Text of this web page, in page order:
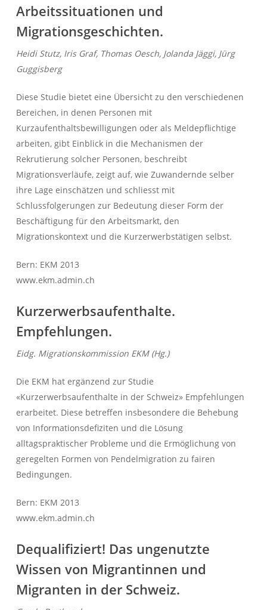
Arbeitssituationen und
Migrationsgeschichten.
Heidi Stutz, Iris Graf, Thomas Oesch, Jolanda Jäggi, Jürg
Guggisberg
Diese Studie bietet eine Übersicht zu den verschiedenen
Bereichen, in denen Personen mit
Kurzaufenthaltsbewilligungen oder als Meldepflichtige
arbeiten, gibt Einblick in die Mechanismen der
Rekrutierung solcher Personen, beschreibt
Migrationsverläufe, zeigt auf, wie Zuwandernde selber
ihre Lage einschätzen und schliesst mit
Schlussfolgerungen zur Bedeutung dieser Form der
Beschäftigung für den Arbeitsmarkt, den
Migrationskontext und die Kurzerwerbstätigen selbst.
Bern: EKM 2013
www.ekm.admin.ch
Kurzerwerbsaufenthalte.
Empfehlungen.
Eidg. Migrationskommission EKM (Hg.)
Die EKM hat ergänzend zur Studie
«Kurzerwerbsaufenthalte in der Schweiz» Empfehlungen
erarbeitet. Diese betreffen insbesondere die Behebung
von Informationsdefiziten und die Lösung
alltagspraktischer Probleme und die Ermöglichung von
geregelten Formen von Pendelmigration zu fairen
Bedingungen.
Bern: EKM 2013
www.ekm.admin.ch
Dequalifiziert! Das ungenutzte
Wissen von Migrantinnen und
Migranten in der Schweiz.